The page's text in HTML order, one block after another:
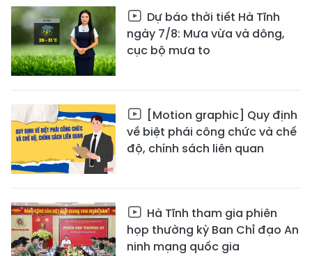
Dự báo thời tiết Hà Tĩnh
ngày 7/8: Mưa vừa và dông,
cục bộ mưa to
[Motion graphic] Quy định
về biệt phái công chức và chế
độ, chính sách liên quan
Hà Tĩnh tham gia phiên
họp thường kỳ Ban Chỉ đạo An
ninh mạng quốc gia